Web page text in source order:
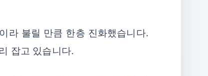
라 불릴 만큼 한층 진화했습니다.
잡고 있습니다.